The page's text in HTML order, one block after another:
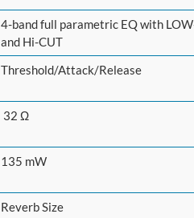
4-band full parametric EQ with
and Hi-CUT
Threshold/Attack/Release
32 Ω
135 mW
Reverb Size